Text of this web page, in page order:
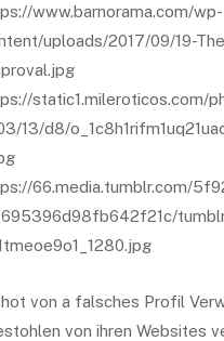
www.barnorama.com/wp-
uploads/2017/09/19-
static1.mileroticos.com/
13/d8/
66.media.tumblr.com/
von a falsches Profil
von ihren Websites